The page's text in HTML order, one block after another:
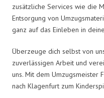
zusätzliche Services wie die
Entsorgung von
ganz auf das Einleben in
Überzeuge dich selbst von
zuverlässigen Arbeit und
uns. Mit dem Umzugsmeister
nach Klagenfurt zum